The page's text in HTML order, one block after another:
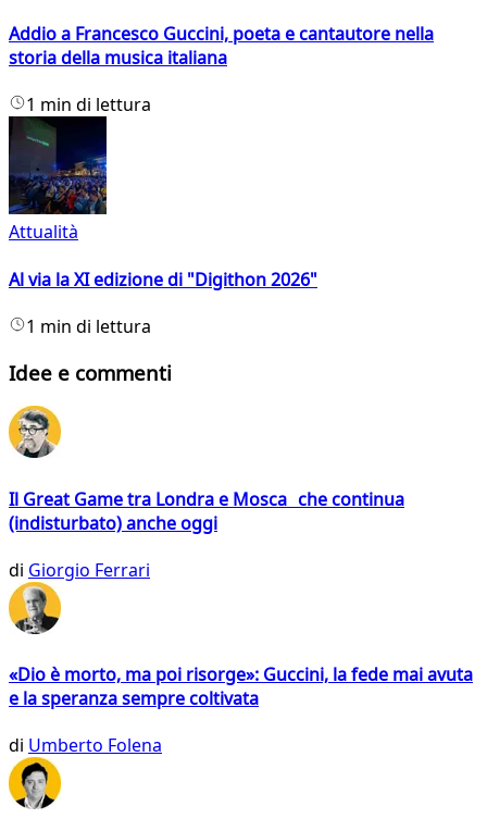
Addio a Francesco Guccini, poeta e cantautore nella
storia della musica italiana
1 min di lettura
Attualità
Al via la XI edizione di "Digithon 2026"
1 min di lettura
Idee e commenti
Il Great Game tra Londra e Mosca che continua
(indisturbato) anche oggi
di Giorgio Ferrari
«Dio è morto, ma poi risorge»: Guccini, la fede mai avuta
e la speranza sempre coltivata
di Umberto Folena